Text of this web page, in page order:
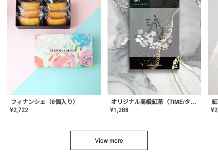
フィナンシェ（6個入り）
¥2,722
オリジナル高級紅茶（TIME/タイム）【ギフト/プチギフト/プレゼント/内祝い/結婚式/オリジナル配合/高品質/ハーブティー/茶葉/記念日/お返し/手土産/美容/おしゃれ】
¥1,288 ¥
View more